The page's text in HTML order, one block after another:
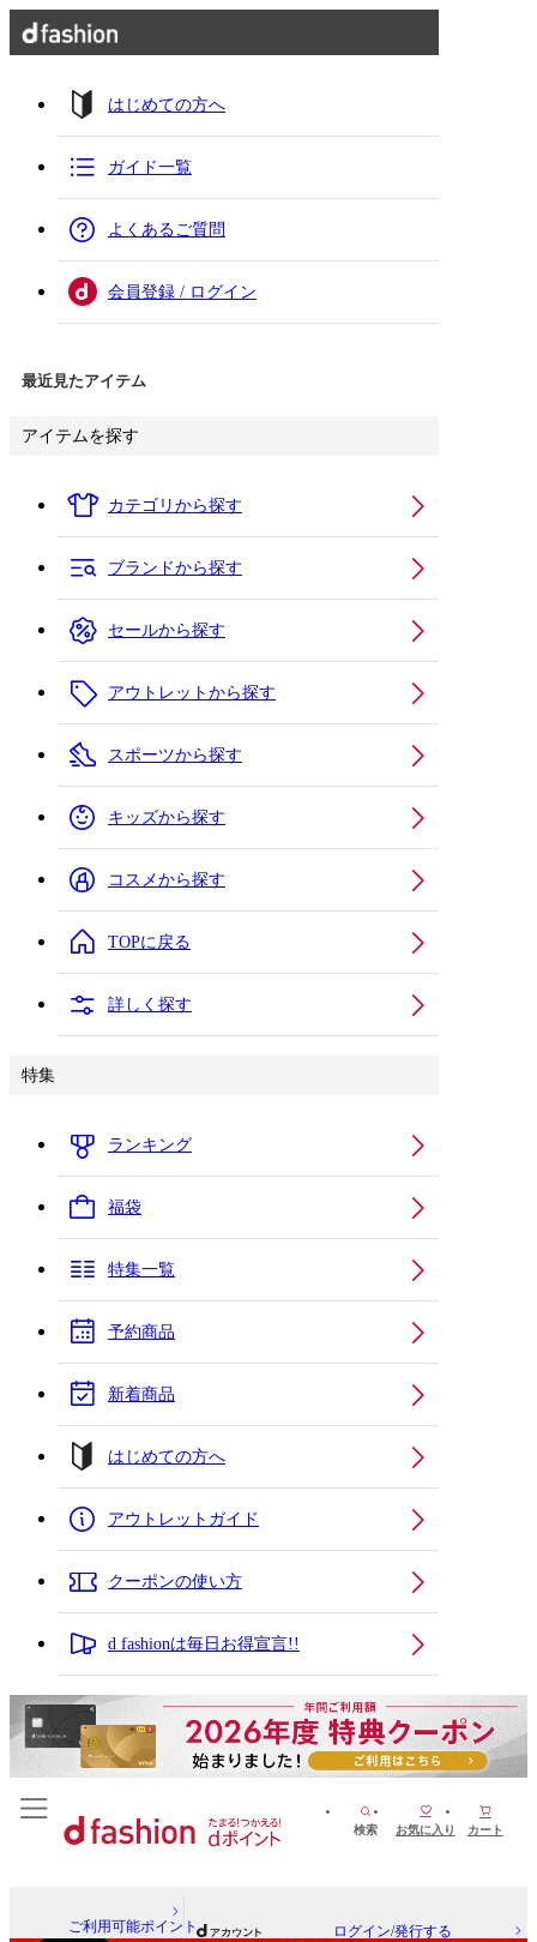
はじめての方へ
ガイド一覧
よくあるご質問
会員登録 / ログイン
最近見たアイテム
アイテムを探す
カテゴリから探す
ブランドから探す
セールから探す
アウトレットから探す
スポーツから探す
キッズから探す
コスメから探す
TOPに戻る
詳しく探す
特集
ランキング
福袋
特集一覧
予約商品
新着商品
はじめての方へ
アウトレットガイド
クーポンの使い方
d fashionは毎日お得宣言!!
検索 お気に入り カート
ご利用可能ポイント ログイン/発行する